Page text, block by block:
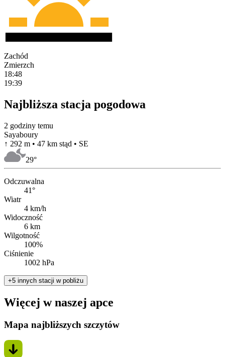
Zachód
Zmierzch
18:48
19:39
Najbliższa stacja pogodowa
2 godziny temu
Sayaboury
↑ 292 m • 47 km stąd • SE
29°
Odczuwalna
41°
Wiatr
4 km/h
Widoczność
6 km
Wilgotność
100%
Ciśnienie
1002 hPa
+5 innych stacji w pobliżu
Więcej w naszej apce
Mapa najbliższych szczytów